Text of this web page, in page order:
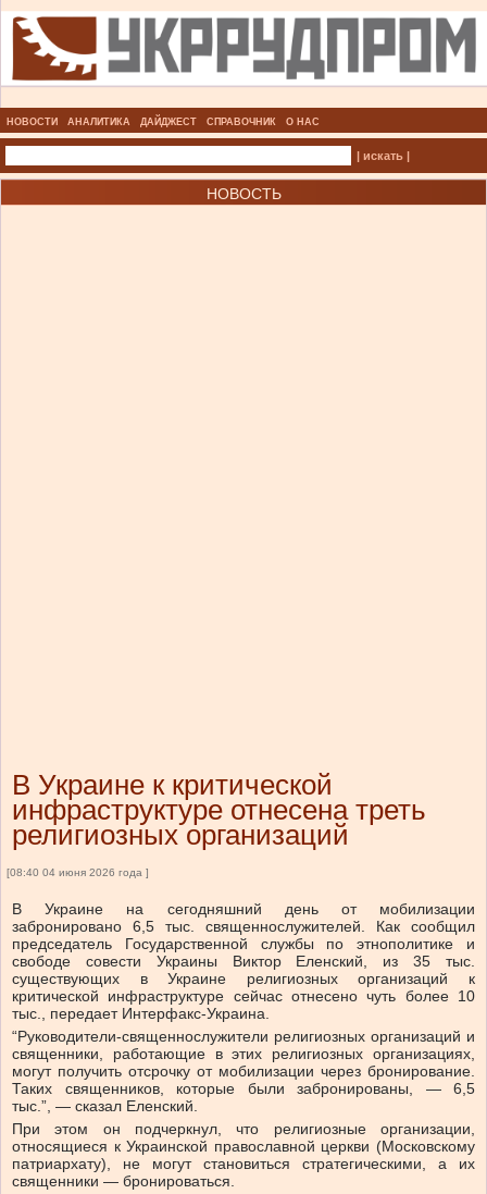
НОВОСТИ АНАЛИТИКА ДАЙДЖЕСТ СПРАВОЧНИК О НАС
| искать |
НОВОСТЬ
В Украине к критической
инфраструктуре отнесена треть
религиозных организаций
[08:40 04 июня 2026 года ]
В Украине на сегодняшний день от мобилизации
забронировано 6,5 тыс. священнослужителей. Как сообщил
председатель Государственной службы по этнополитике и
свободе совести Украины Виктор Еленский, из 35 тыс.
существующих в Украине религиозных организаций к
критической инфраструктуре сейчас отнесено чуть более 10
тыс., передает Интерфакс-Украина.
“Руководители-священнослужители религиозных организаций и
священники, работающие в этих религиозных организациях,
могут получить отсрочку от мобилизации через бронирование.
Таких священников, которые были забронированы, — 6,5
тыс.”, — сказал Еленский.
При этом он подчеркнул, что религиозные организации,
относящиеся к Украинской православной церкви (Московскому
патриархату), не могут становиться стратегическими, а их
священники — бронироваться.